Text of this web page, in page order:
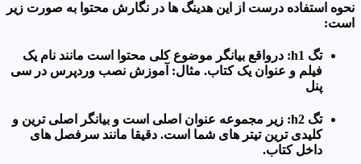
نحوه استفاده درست از این هدینگ ها در نگارش محتوا به صورت زیر
است:
تگ h1: درواقع بیانگر موضوع کلی محتوا است مانند نام یک
فیلم و عنوان یک کتاب. مثال: آموزش نصب وردپرس در سی
پنل
تگ h2: زیر مجموعه عنوان اصلی است و بیانگر اصلی ترین و
کلیدی ترین تیتر های شما است. دقیقا مانند سرفصل های
داخل کتاب.